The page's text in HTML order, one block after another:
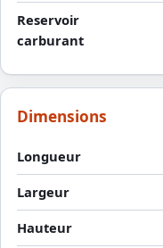
Reservoir
carburant
Dimensions
Longueur
Largeur
Hauteur